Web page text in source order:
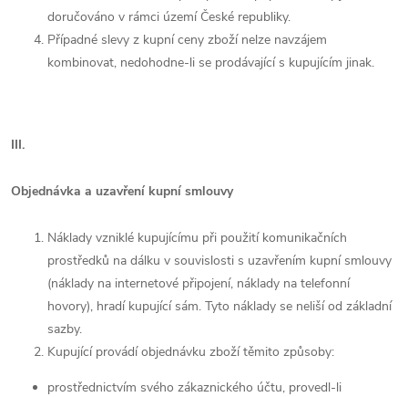
doručováno v rámci území České republiky.
Případné slevy z kupní ceny zboží nelze navzájem
kombinovat, nedohodne-li se prodávající s kupujícím jinak.
III.
Objednávka a uzavření kupní smlouvy
Náklady vzniklé kupujícímu při použití komunikačních
prostředků na dálku v souvislosti s uzavřením kupní smlouvy
(náklady na internetové připojení, náklady na telefonní
hovory), hradí kupující sám. Tyto náklady se neliší od základní
sazby.
Kupující provádí objednávku zboží těmito způsoby:
prostřednictvím svého zákaznického účtu, provedl-li